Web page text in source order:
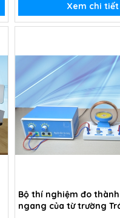
Xem chi tiết
Bộ thí nghiệm đo
ngang của từ trường